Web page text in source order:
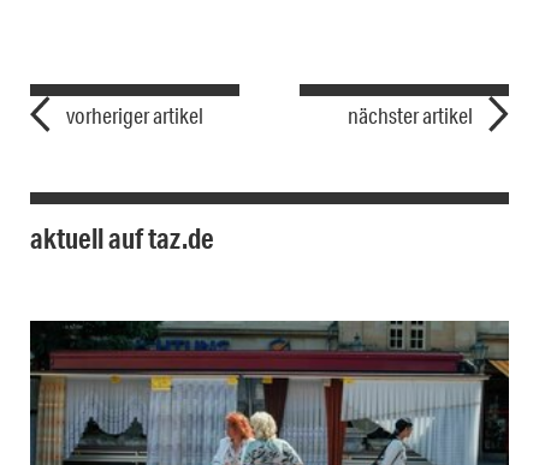
vorheriger artikel nächster artikel
aktuell auf taz.de